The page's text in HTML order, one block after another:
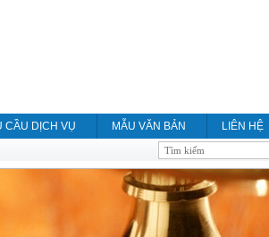
CẦU DỊCH VỤ MẪU VĂN BẢN
LIÊN HỆ